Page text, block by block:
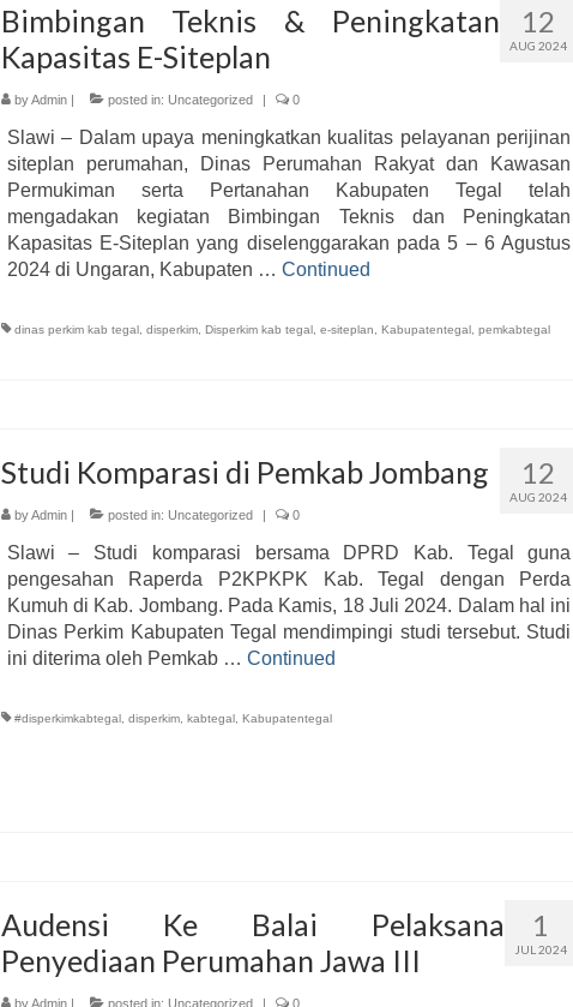
12
AUG 2024
Bimbingan Teknis & Peningkatan
Kapasitas E-Siteplan
byAdmin| posted in: Uncategorized | 0
Slawi – Dalam upaya meningkatkan kualitas pelayanan perijinan
siteplan perumahan, Dinas Perumahan Rakyat dan Kawasan
Permukiman serta Pertanahan Kabupaten Tegal telah
mengadakan kegiatan Bimbingan Teknis dan Peningkatan
Kapasitas E-Siteplan yang diselenggarakan pada 5 – 6 Agustus
2024 di Ungaran, Kabupaten … Continued
dinas perkim kab tegal, disperkim, Disperkim kab tegal, e-siteplan Kabupatentegal, pemkabtegal
12
AUG 2024
Studi Komparasi di Pemkab Jombang
byAdmin| posted in: Uncategorized 0
Slawi – Studi komparasi bersama DPRD Kab. Tegal guna
pengesahan Raperda P2KPKPK Kab. Tegal dengan Perda
Kumuh di Kab. Jombang. Pada Kamis, 18 Juli 2024. Dalam hal ini
Dinas Perkim Kabupaten Tegal mendimpingi studi tersebut. Studi
ini diterima oleh Pemkab … Continued
#disperkimkabtegal , disperkim, kabtegal , Kabupatentegal
1
JUL 2024
Audensi Ke Balai Pelaksana
Penyediaan Perumahan Jawa III
byAdmin| posted in: Uncategorized | 0